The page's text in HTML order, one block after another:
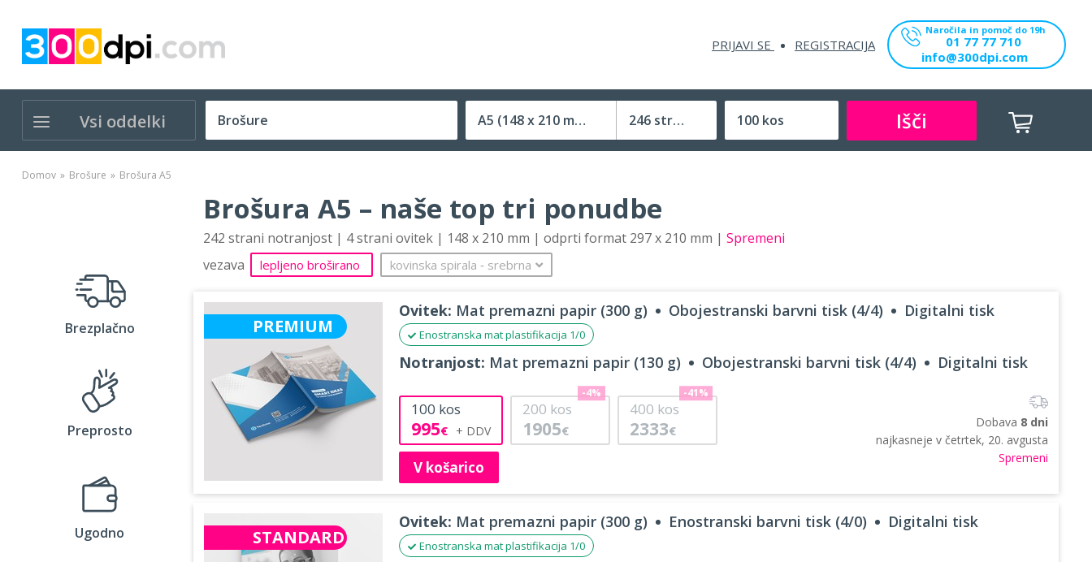
PRIJAVI SE REGISTRACIJA
Naročila in pomoč do 19h
01 77 77 710
info@300dpi.com
Vsi oddelki A5 (148 x 210 mm)
Velikost (zaprte) tiskovine
246 strani Išči
Domov Brošure Brošura A5
Brezplačno
Preprosto
Ugodno
Brošura A5 – naše top tri ponudbe
242 strani notranjost | 4 strani ovitek | 148 x 210 mm | odprti format 297 x 210 mm | Spremeni
vezava
lepljeno broširano kovinska spirala ‐ srebrna
PREMIUM
Ovitek: Mat premazni papir (300 g) Obojestranski barvni tisk (4/4) Digitalni tisk
Enostranska mat plastifikacija 1/0
Notranjost: Mat premazni papir (130 g) Obojestranski barvni tisk (4/4) Digitalni tisk
100 kos
995€
200 kos
1905€
-4%
400 kos
2333€
-41%
V košarico
Dobava 8 dni
najkasneje v četrtek, 20. avgusta
Spremeni
STANDARD
Ovitek: Mat premazni papir (300 g) Enostranski barvni tisk (4/0) Digitalni tisk
Enostranska mat plastifikacija 1/0